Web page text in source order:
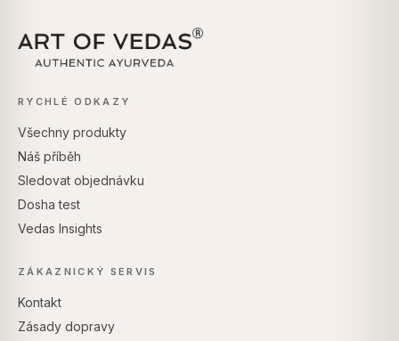
RYCHLÉ ODKAZY
Všechny produkty
Náš příběh
Sledovat objednávku
Dosha test
Vedas Insights
ZÁKAZNICKÝ SERVIS
Kontakt
Zásady dopravy